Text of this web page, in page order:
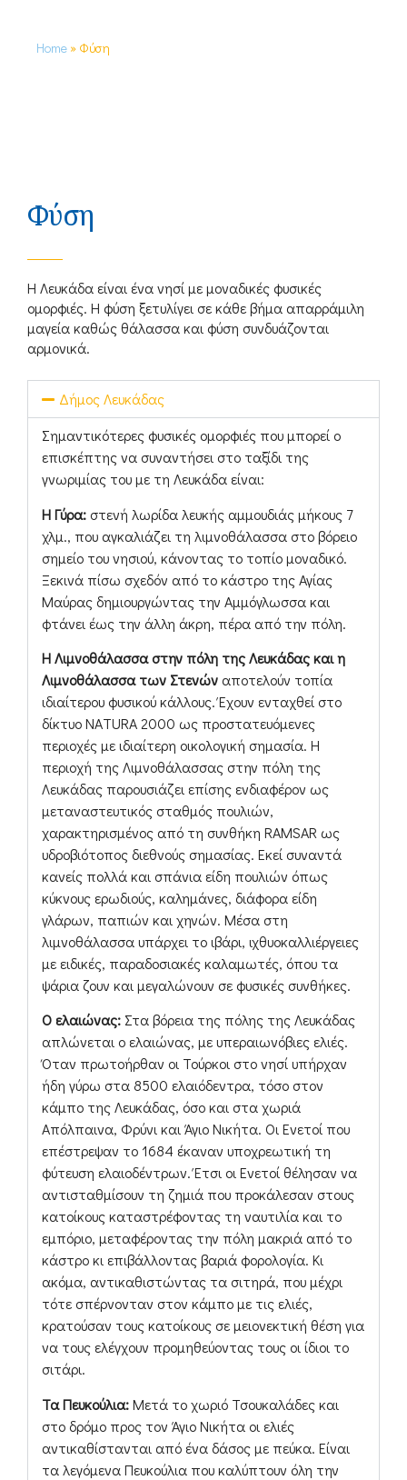
Home » Φύση
Φύση
Η Λευκάδα είναι ένα νησί με μοναδικές φυσικές
ομορφιές. Η φύση ξετυλίγει σε κάθε βήμα απαρράμιλη
μαγεία καθώς θάλασσα και φύση συνδυάζονται
αρμονικά.
Δήμος Λευκάδας
Σημαντικότερες φυσικές ομορφιές που μπορεί ο
επισκέπτης να συναντήσει στο ταξίδι της
γνωριμίας του με τη Λευκάδα είναι:
Η Γύρα: στενή λωρίδα λευκής αμμουδιάς μήκους 7
χλμ., που αγκαλιάζει τη λιμνοθάλασσα στο βόρειο
σημείο του νησιού, κάνοντας το τοπίο μοναδικό.
Ξεκινά πίσω σχεδόν από το κάστρο της Αγίας
Μαύρας δημιουργώντας την Αμμόγλωσσα και
φτάνει έως την άλλη άκρη, πέρα από την πόλη.
Η Λιμνοθάλασσα στην πόλη της Λευκάδας και η
Λιμνοθάλασσα των Στενών αποτελούν τοπία
ιδιαίτερου φυσικού κάλλους. Έχουν ενταχθεί στο
δίκτυο ΝΑTURA 2000 ως προστατευόμενες
περιοχές με ιδιαίτερη οικολογική σημασία. Η
περιοχή της Λιμνοθάλασσας στην πόλη της
Λευκάδας παρουσιάζει επίσης ενδιαφέρον ως
μεταναστευτικός σταθμός πουλιών,
χαρακτηρισμένος από τη συνθήκη RAMSAR ως
υδροβιότοπος διεθνούς σημασίας. Εκεί συναντά
κανείς πολλά και σπάνια είδη πουλιών όπως
κύκνους ερωδιούς, καλημάνες, διάφορα είδη
γλάρων, παπιών και χηνών. Μέσα στη
λιμνοθάλασσα υπάρχει το ιβάρι, ιχθυοκαλλιέργειες
με ειδικές, παραδοσιακές καλαμωτές, όπου τα
ψάρια ζουν και μεγαλώνουν σε φυσικές συνθήκες.
O ελαιώνας: Στα βόρεια της πόλης της Λευκάδας
απλώνεται ο ελαιώνας, με υπεραιωνόβιες ελιές.
Όταν πρωτοήρθαν οι Τούρκοι στο νησί υπήρχαν
ήδη γύρω στα 8500 ελαιόδεντρα, τόσο στον
κάμπο της Λευκάδας, όσο και στα χωριά
Απόλπαινα, Φρύνι και Άγιο Νικήτα. Οι Ενετοί που
επέστρεψαν το 1684 έκαναν υποχρεωτική τη
φύτευση ελαιοδέντρων. Έτσι οι Ενετοί θέλησαν να
αντισταθμίσουν τη ζημιά που προκάλεσαν στους
κατοίκους καταστρέφοντας τη ναυτιλία και το
εμπόριο, μεταφέροντας την πόλη μακριά από το
κάστρο κι επιβάλλοντας βαριά φορολογία. Κι
ακόμα, αντικαθιστώντας τα σιτηρά, που μέχρι
τότε σπέρνονταν στον κάμπο με τις ελιές,
κρατούσαν τους κατοίκους σε μειονεκτική θέση για
να τους ελέγχουν προμηθεύοντας τους οι ίδιοι το
σιτάρι.
Τα Πευκούλια:Μετά το χωριό Τσουκαλάδες και
στο δρόμο προς τον Άγιο Νικήτα οι ελιές
αντικαθίστανται από ένα δάσος με πεύκα. Είναι
τα λεγόμενα Πευκούλια που καλύπτουν όλη την